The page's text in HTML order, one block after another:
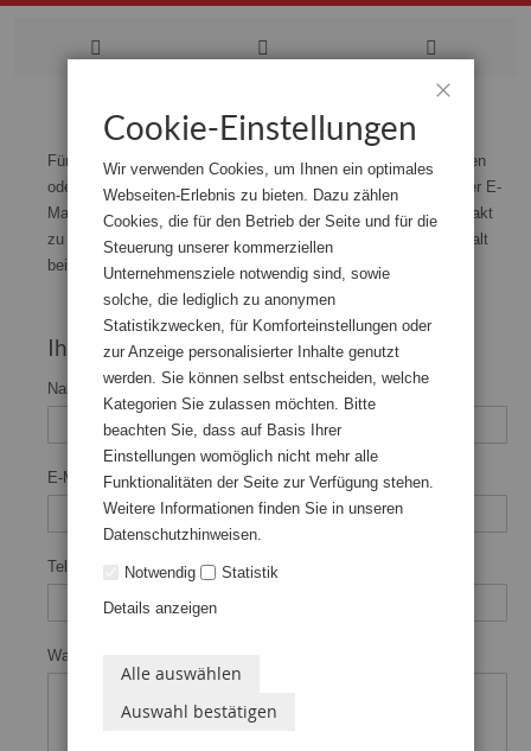
springen
Für den Fall, dass Sie uns Wünsche, Anregungen, Bestellungen
oder Kritiken mitteilen wollen, sind Sie hier genau richtig. Unser E-
Mail-Formular bietet Ihnen unkompliziert die Möglichkeit, Kontakt
zu uns aufzunehmen. Wir werden uns baldmöglichst nach Erhalt
bei Ihnen melden.
Ihre Kontaktinformationen
Name
E-Mail
Telefonnummer
Was ist Ihre Meinung?
Cookie-Einstellungen
Wir verwenden Cookies, um Ihnen ein optimales
Webseiten-Erlebnis zu bieten. Dazu zählen
Cookies, die für den Betrieb der Seite und für die
Steuerung unserer kommerziellen
Unternehmensziele notwendig sind, sowie
solche, die lediglich zu anonymen
Statistikzwecken, für Komforteinstellungen oder
zur Anzeige personalisierter Inhalte genutzt
werden. Sie können selbst entscheiden, welche
Kategorien Sie zulassen möchten. Bitte
beachten Sie, dass auf Basis Ihrer
Einstellungen womöglich nicht mehr alle
Funktionalitäten der Seite zur Verfügung stehen.
Weitere Informationen finden Sie in unseren
Datenschutzhinweisen.
Notwendig
Statistik
Details anzeigen
Alle auswählen
Auswahl bestätigen